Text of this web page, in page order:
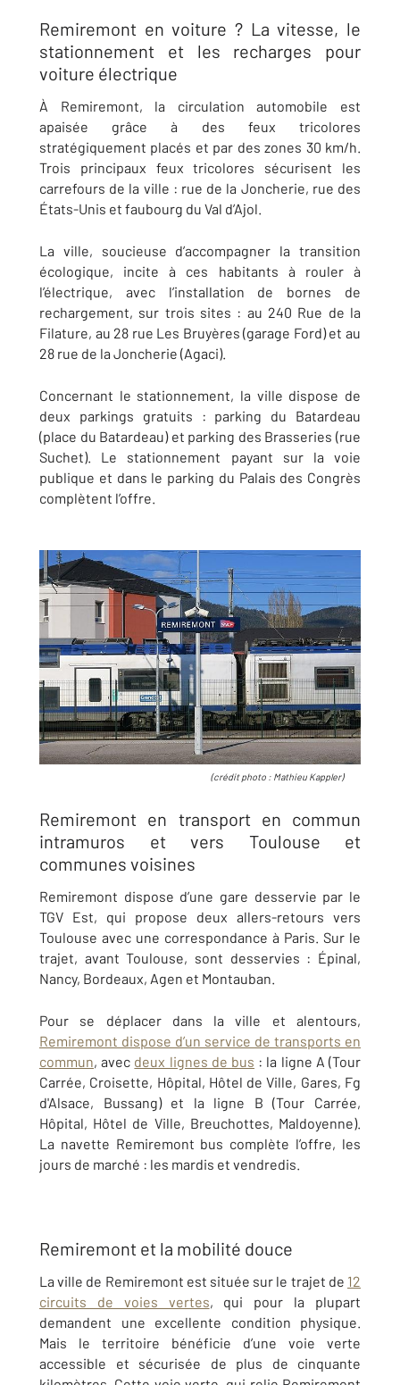
Remiremont en voiture ? La vitesse, le
stationnement et les recharges pour
voiture électrique
À Remiremont, la circulation automobile est
apaisée grâce à des feux tricolores
stratégiquement placés et par des zones 30 km/h.
Trois principaux feux tricolores sécurisent les
carrefours de la ville : rue de la Joncherie, rue des
États-Unis et faubourg du Val d’Ajol.
La ville, soucieuse d’accompagner la transition
écologique, incite à ces habitants à rouler à
l’électrique, avec l’installation de bornes de
rechargement, sur trois sites : au 240 Rue de la
Filature, au 28 rue Les Bruyères (garage Ford) et au
28 rue de la Joncherie (Agaci).
Concernant le stationnement, la ville dispose de
deux parkings gratuits : parking du Batardeau
(place du Batardeau) et parking des Brasseries (rue
Suchet). Le stationnement payant sur la voie
publique et dans le parking du Palais des Congrès
complètent l’offre.
(crédit photo : Mathieu Kappler)
Remiremont en transport en commun
intramuros et vers Toulouse et
communes voisines
Remiremont dispose d’une gare desservie par le
TGV Est, qui propose deux allers-retours vers
Toulouse avec une correspondance à Paris. Sur le
trajet, avant Toulouse, sont desservies : Épinal,
Nancy, Bordeaux, Agen et Montauban.
Pour se déplacer dans la ville et alentours,
Remiremont dispose d’un service de transports en
commun, avec deux lignes de bus : la ligne A (Tour
Carrée, Croisette, Hôpital, Hôtel de Ville, Gares, Fg
d'Alsace, Bussang) et la ligne B (Tour Carrée,
Hôpital, Hôtel de Ville, Breuchottes, Maldoyenne).
La navette Remiremont bus complète l’offre, les
jours de marché : les mardis et vendredis.
Remiremont et la mobilité douce
La ville de Remiremont est située sur le trajet de 12
circuits de voies vertes, qui pour la plupart
demandent une excellente condition physique.
Mais le territoire bénéficie d’une voie verte
accessible et sécurisée de plus de cinquante